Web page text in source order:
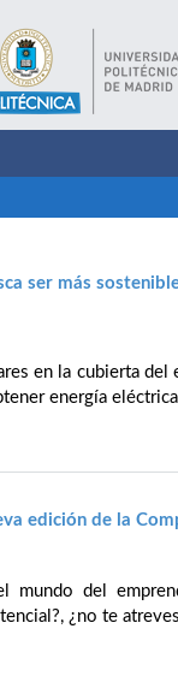
ser más
en la cubierta
energía
edición de la
mundo del
¿no te